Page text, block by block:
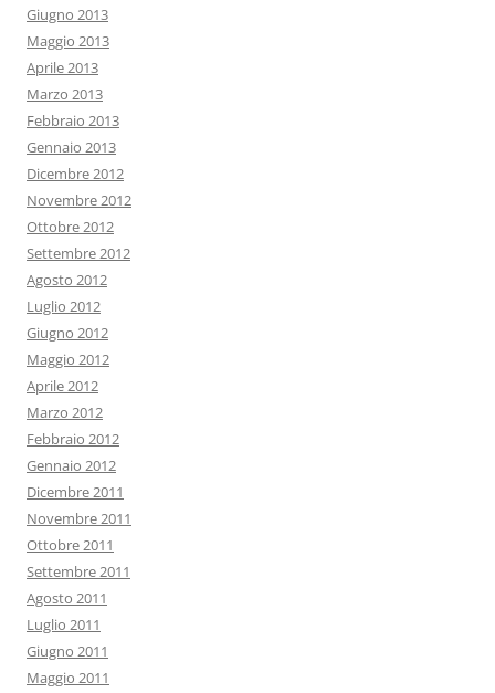
Giugno 2013
Maggio 2013
Aprile 2013
Marzo 2013
Febbraio 2013
Gennaio 2013
Dicembre 2012
Novembre 2012
Ottobre 2012
Settembre 2012
Agosto 2012
Luglio 2012
Giugno 2012
Maggio 2012
Aprile 2012
Marzo 2012
Febbraio 2012
Gennaio 2012
Dicembre 2011
Novembre 2011
Ottobre 2011
Settembre 2011
Agosto 2011
Luglio 2011
Giugno 2011
Maggio 2011